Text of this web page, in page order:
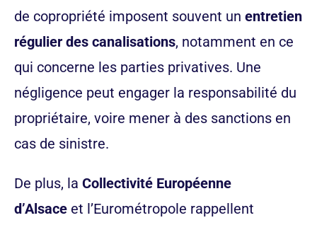
de copropriété imposent souvent un entretien
régulier des canalisations, notamment en ce
qui concerne les parties privatives. Une
négligence peut engager la responsabilité du
propriétaire, voire mener à des sanctions en
cas de sinistre.
De plus, la Collectivité Européenne
d’Alsace et l’Eurométropole rappellent